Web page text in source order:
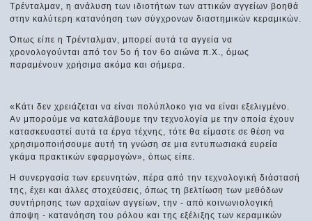
Τρένταλμαν, η ανάλυση των ιδιοτήτων των αττικών αγγείων βοηθά
στην καλύτερη κατανόηση των σύγχρονων διαστημικών κεραμικών.
Όπως είπε η Τρένταλμαν, μπορεί αυτά τα αγγεία να
χρονολογούνται από τον 5ο ή τον 6ο αιώνα π.Χ., όμως
παραμένουν χρήσιμα ακόμα και σήμερα.
«Κάτι δεν χρειάζεται να είναι πολύπλοκο για να είναι εξελιγμένο.
Αν μπορούμε να καταλάβουμε την τεχνολογία με την οποία έχουν
κατασκευαστεί αυτά τα έργα τέχνης, τότε θα είμαστε σε θέση να
χρησιμοποιήσουμε αυτή τη γνώση σε μια εντυπωσιακά ευρεία
γκάμα πρακτικών εφαρμογών», όπως είπε.
Η συνεργασία των ερευνητών, πέρα από την τεχνολογική διάστασή
της, έχει και άλλες στοχεύσεις, όπως τη βελτίωση των μεθόδων
συντήρησης των αρχαίων αγγείων, την - από κοινωνιολογική
άποψη - κατανόηση του ρόλου και της εξέλιξης των κεραμικών